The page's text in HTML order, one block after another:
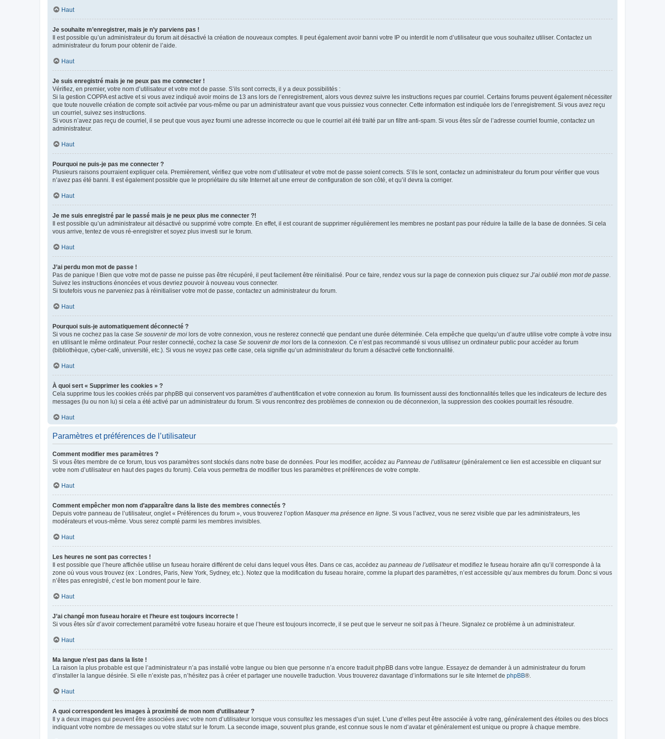
Haut
Je souhaite m’enregistrer, mais je n’y parviens pas !
Il est possible qu’un administrateur du forum ait désactivé la création de nouveaux comptes. Il peut également avoir banni votre IP ou interdit le nom d’utilisateur que vous souhaitez utiliser. Contactez un
administrateur du forum pour obtenir de l’aide.
Haut
Je suis enregistré mais je ne peux pas me connecter !
Vérifiez, en premier, votre nom d’utilisateur et votre mot de passe. S’ils sont corrects, il y a deux possibilités :
Si la gestion COPPA est active et si vous avez indiqué avoir moins de 13 ans lors de l’enregistrement, alors vous devrez suivre les instructions reçues par courriel. Certains forums peuvent également nécessiter
que toute nouvelle création de compte soit activée par vous-même ou par un administrateur avant que vous puissiez vous connecter. Cette information est indiquée lors de l’enregistrement. Si vous avez reçu
un courriel, suivez ses instructions.
Si vous n’avez pas reçu de courriel, il se peut que vous ayez fourni une adresse incorrecte ou que le courriel ait été traité par un filtre anti-spam. Si vous êtes sûr de l’adresse courriel fournie, contactez un
administrateur.
Haut
Pourquoi ne puis-je pas me connecter ?
Plusieurs raisons pourraient expliquer cela. Premièrement, vérifiez que votre nom d’utilisateur et votre mot de passe soient corrects. S’ils le sont, contactez un administrateur du forum pour vérifier que vous
n’avez pas été banni. Il est également possible que le propriétaire du site Internet ait une erreur de configuration de son côté, et qu’il devra la corriger.
Haut
Je me suis enregistré par le passé mais je ne peux plus me connecter ?!
Il est possible qu’un administrateur ait désactivé ou supprimé votre compte. En effet, il est courant de supprimer régulièrement les membres ne postant pas pour réduire la taille de la base de données. Si cela
vous arrive, tentez de vous ré-enregistrer et soyez plus investi sur le forum.
Haut
J’ai perdu mon mot de passe !
Pas de panique ! Bien que votre mot de passe ne puisse pas être récupéré, il peut facilement être réinitialisé. Pour ce faire, rendez vous sur la page de connexion puis cliquez sur J’ai oublié mon mot de passe.
Suivez les instructions énoncées et vous devriez pouvoir à nouveau vous connecter.
Si toutefois vous ne parveniez pas à réinitialiser votre mot de passe, contactez un administrateur du forum.
Haut
Pourquoi suis-je automatiquement déconnecté ?
Si vous ne cochez pas la case Se souvenir de moi lors de votre connexion, vous ne resterez connecté que pendant une durée déterminée. Cela empêche que quelqu’un d’autre utilise votre compte à votre insu
en utilisant le même ordinateur. Pour rester connecté, cochez la case Se souvenir de moi lors de la connexion. Ce n’est pas recommandé si vous utilisez un ordinateur public pour accéder au forum
(bibliothèque, cyber-café, université, etc.). Si vous ne voyez pas cette case, cela signifie qu’un administrateur du forum a désactivé cette fonctionnalité.
Haut
À quoi sert « Supprimer les cookies » ?
Cela supprime tous les cookies créés par phpBB qui conservent vos paramètres d’authentification et votre connexion au forum. Ils fournissent aussi des fonctionnalités telles que les indicateurs de lecture des
messages (lu ou non lu) si cela a été activé par un administrateur du forum. Si vous rencontrez des problèmes de connexion ou de déconnexion, la suppression des cookies pourrait les résoudre.
Haut
Paramètres et préférences de l’utilisateur
Comment modifier mes paramètres ?
Si vous êtes membre de ce forum, tous vos paramètres sont stockés dans notre base de données. Pour les modifier, accédez au Panneau de l’utilisateur(généralement ce lien est accessible en cliquant sur
votre nom d’utilisateur en haut des pages du forum). Cela vous permettra de modifier tous les paramètres et préférences de votre compte.
Haut
Comment empêcher mon nom d’apparaître dans la liste des membres connectés ?
Depuis votre panneau de l’utilisateur, onglet « Préférences du forum », vous trouverez l’option Masquer ma présence en ligne. Si vous l’activez, vous ne serez visible que par les administrateurs, les
modérateurs et vous-même. Vous serez compté parmi les membres invisibles.
Haut
Les heures ne sont pas correctes !
Il est possible que l’heure affichée utilise un fuseau horaire différent de celui dans lequel vous êtes. Dans ce cas, accédez au panneau de l’utilisateuret modifiez le fuseau horaire afin qu’il corresponde à la
zone où vous vous trouvez (ex : Londres, Paris, New York, Sydney, etc.). Notez que la modification du fuseau horaire, comme la plupart des paramètres, n’est accessible qu’aux membres du forum. Donc si vous
n’êtes pas enregistré, c’est le bon moment pour le faire.
Haut
J’ai changé mon fuseau horaire et l’heure est toujours incorrecte !
Si vous êtes sûr d’avoir correctement paramétré votre fuseau horaire et que l’heure est toujours incorrecte, il se peut que le serveur ne soit pas à l’heure. Signalez ce problème à un administrateur.
Haut
Ma langue n’est pas dans la liste !
La raison la plus probable est que l’administrateur n’a pas installé votre langue ou bien que personne n’a encore traduit phpBB dans votre langue. Essayez de demander à un administrateur du forum
d’installer la langue désirée. Si elle n’existe pas, n’hésitez pas à créer et partager une nouvelle traduction. Vous trouverez davantage d’informations sur le site Internet de phpBB®.
Haut
A quoi correspondent les images à proximité de mon nom d’utilisateur ?
Il y a deux images qui peuvent être associées avec votre nom d’utilisateur lorsque vous consultez les messages d’un sujet. L’une d’elles peut être associée à votre rang, généralement des étoiles ou des blocs
indiquant votre nombre de messages ou votre statut sur le forum. La seconde image, souvent plus grande, est connue sous le nom d’avatar et généralement est unique ou propre à chaque membre.